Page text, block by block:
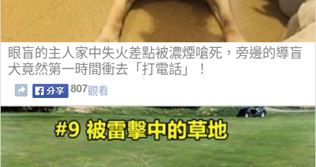
眼盲的主人家中失火差點被濃煙嗆死，旁邊的導盲
犬竟然第一時間衝去「打電話」！
807觀看